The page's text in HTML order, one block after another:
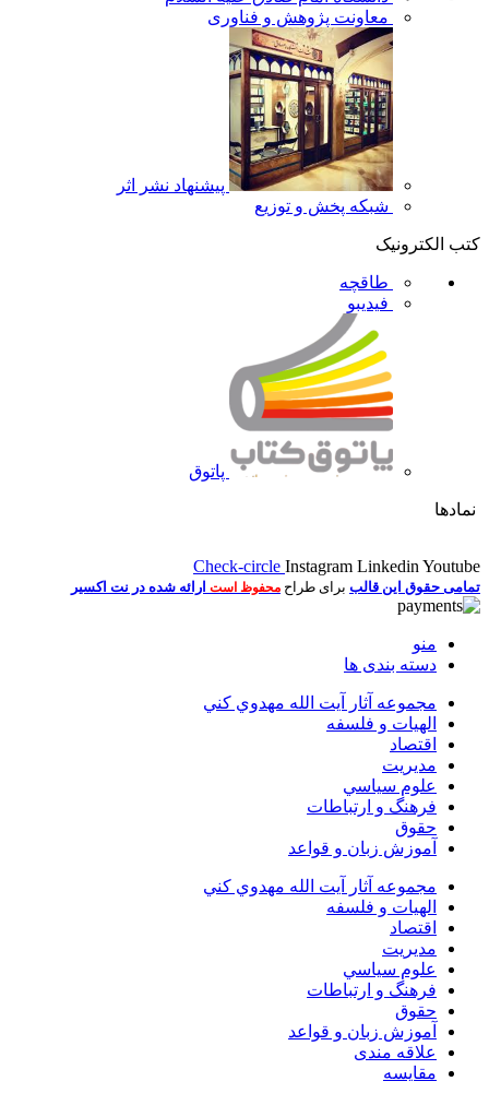
معاونت پژوهش و فناوری
پیشنهاد نشر اثر
شبکه پخش و توزیع
کتب الکترونیک
طاقچه
فیدیبو
پاتوق
نمادها
Check-circle Instagram Linkedin Youtube
تمامی حقوق این قالب برای طراح محفوظ است ارائه شده در نت اکسیر
منو
دسته بندی ها
مجموعه آثار آيت الله مهدوي كني
الهیات و فلسفه
اقتصاد
مديريت
علوم سياسي
فرهنگ و ارتباطات
حقوق
آموزش زبان و قواعد
مجموعه آثار آيت الله مهدوي كني
الهیات و فلسفه
اقتصاد
مديريت
علوم سياسي
فرهنگ و ارتباطات
حقوق
آموزش زبان و قواعد
علاقه مندی
مقایسه